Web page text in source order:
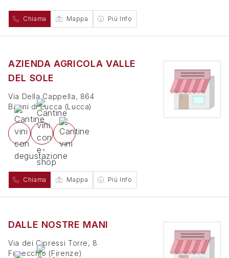
Chiama Mappa Più Info
AZIENDA AGRICOLA VALLE
DEL SOLE
Via Della Cappella, 864
Bagni di Lucca (Lucca)
Chiama Mappa Più Info
DALLE NOSTRE MANI
Via dei Cipressi Torre, 8
Fucecchio (Firenze)